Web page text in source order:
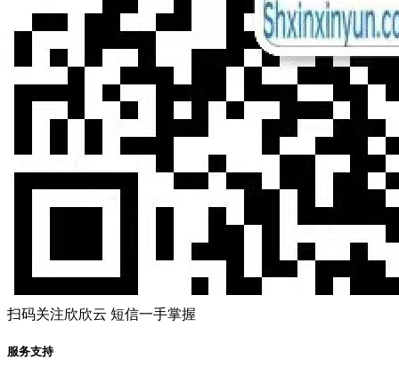
扫码关注欣欣云 短信一手掌握
服务支持